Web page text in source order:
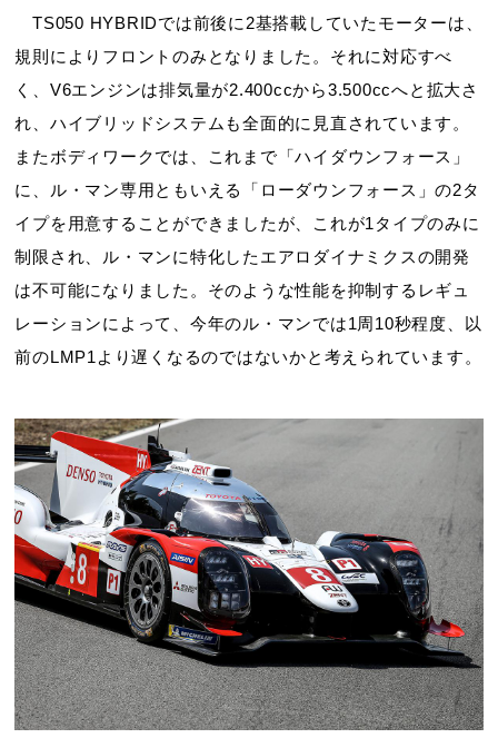
TS050 HYBRIDでは前後に2基搭載していたモーターは、
規則によりフロントのみとなりました。それに対応すべ
く、V6エンジンは排気量が2.400ccから3.500ccへと拡大さ
れ、ハイブリッドシステムも全面的に見直されています。
またボディワークでは、これまで「ハイダウンフォース」
に、ル・マン専用ともいえる「ローダウンフォース」の2タ
イプを用意することができましたが、これが1タイプのみに
制限され、ル・マンに特化したエアロダイナミクスの開発
は不可能になりました。そのような性能を抑制するレギュ
レーションによって、今年のル・マンでは1周10秒程度、以
前のLMP1より遅くなるのではないかと考えられています。